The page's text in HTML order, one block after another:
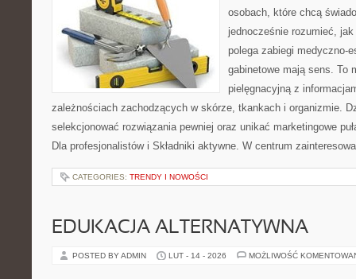
osobach, które chcą
jednocześnie rozumieć,
polega zabiegi medyczno-
gabinetowe mają sens. To
pielęgnacyjną z
zależnościach zachodzących w skórze, tkankach i organizmie.
selekcjonować rozwiązania pewniej oraz unikać marketingowe
Dla profesjonalistów i Składniki aktywne. W centrum
CATEGORIES: TRENDY I NOWOŚCI
EDUKACJA ALTERNATYWNA
POSTED BY ADMIN LUT - 14 - 2026 MOŻLIWOŚĆ